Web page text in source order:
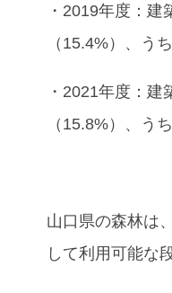
・2019年度：
（15.4%）、う
・2021年度：
（15.8%）、う
山口県の森林は
して利用可能な